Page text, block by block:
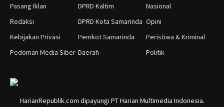
Pasang Iklan
Redaksi
Kebijakan Privasi
Pedoman Media Siber
DPRD Kaltim
DPRD Kota Samarinda
Pemkot Samarinda
Daerah
Nasional
Opini
Peristiwa & Kriminal
Politik
HarianRepublik.com dipayungi PT Harian Multimedia Indonesia.